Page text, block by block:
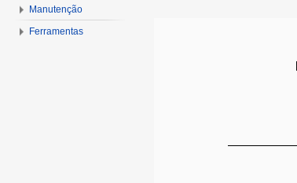
Manutenção
Ferramentas